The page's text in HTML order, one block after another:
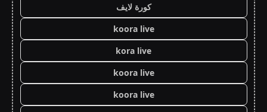
كورة لايف
koora live
kora live
koora live
koora live